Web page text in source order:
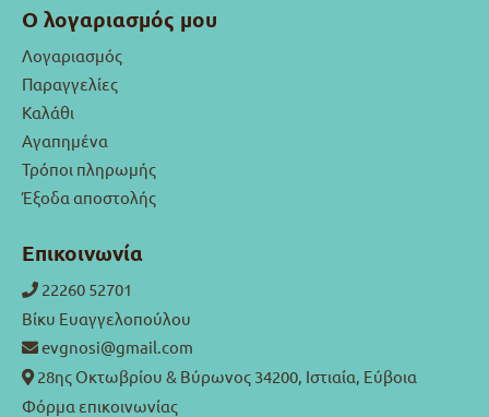
Ο λογαριασμός μου
Λογαριασμός
Παραγγελίες
Καλάθι
Αγαπημένα
Τρόποι πληρωμής
Έξοδα αποστολής
Επικοινωνία
22260 52701
Βίκυ Ευαγγελοπούλου
evgnosi@gmail.com
28ης Οκτωβρίου & Βύρωνος 34200, Ιστιαία, Εύβοια
Φόρμα επικοινωνίας